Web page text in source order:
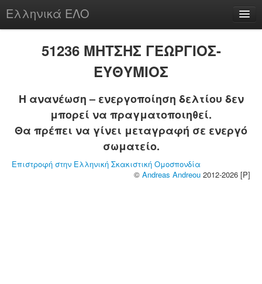
Ελληνικά ΕΛΟ
chesstu.be @ discord
51236 ΜΗΤΣΗΣ ΓΕΩΡΓΙΟΣ-
ΕΥΘΥΜΙΟΣ
Η ανανέωση – ενεργοποίηση δελτίου δεν
μπορεί να πραγματοποιηθεί.
Θα πρέπει να γίνει μεταγραφή σε ενεργό
σωματείο.
Επιστροφή στην Ελληνική Σκακιστική Ομοσπονδία
© Andreas Andreou 2012-2026 [P]